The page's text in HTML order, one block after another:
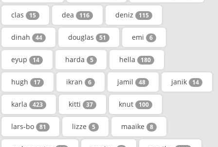
clas 15 dea 116 deniz 115
dinah 44 douglas 51 emi 6
eyup 14 harda 5 hella 180
hugh 17 ikran 6 jamil 48 janik 14
karla 423 kitti 37 knut 100
lars-bo 81 lizze 5 maaike 8